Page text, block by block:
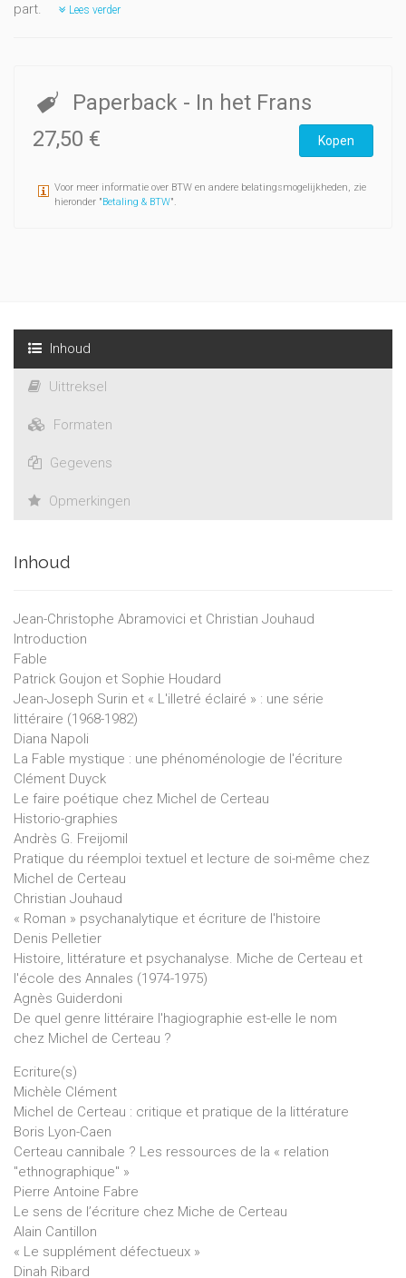
part.
Lees verder
Paperback - In het Frans
27,50 €
Kopen
Voor meer informatie over BTW en andere belatingsmogelijkheden, zie
hieronder "Betaling & BTW".
Inhoud
Uittreksel
Formaten
Gegevens
Opmerkingen
Inhoud
Jean-Christophe Abramovici et Christian Jouhaud
Introduction
Fable
Patrick Goujon et Sophie Houdard
Jean-Joseph Surin et « L'illetré éclairé » : une série
littéraire (1968-1982)
Diana Napoli
La Fable mystique : une phénoménologie de l'écriture
Clément Duyck
Le faire poétique chez Michel de Certeau
Historio-graphies
Andrès G. Freijomil
Pratique du réemploi textuel et lecture de soi-même chez
Michel de Certeau
Christian Jouhaud
« Roman » psychanalytique et écriture de l'histoire
Denis Pelletier
Histoire, littérature et psychanalyse. Miche de Certeau et
l'école des Annales (1974-1975)
Agnès Guiderdoni
De quel genre littéraire l'hagiographie est-elle le nom
chez Michel de Certeau ?
Ecriture(s)
Michèle Clément
Michel de Certeau : critique et pratique de la littérature
Boris Lyon-Caen
Certeau cannibale ? Les ressources de la « relation
"ethnographique" »
Pierre Antoine Fabre
Le sens de l’écriture chez Miche de Certeau
Alain Cantillon
« Le supplément défectueux »
Dinah Ribard